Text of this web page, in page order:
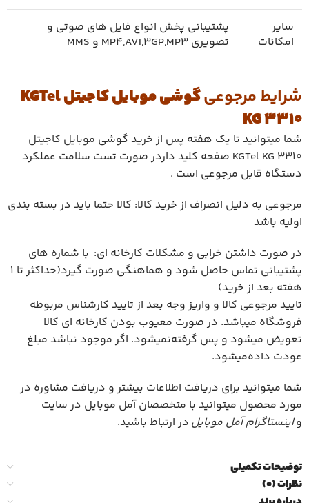
سایر
امکانات
پشتیبانی پخش انواع فایل های صوتی و
تصویری MP4,AVI,3GP,MP3 و MMS
شرایط مرجوعی
گوشی موبایل کاجیتل KGTel
KG 3310
شما میتوانید تا یک هفته پس از خرید گوشی موبایل کاجیتل
KGTel KG 3310 صفحه کلید داردر صورت تست سلامت عملکرد
دستگاه قابل مرجوعی است .
مرجوعی به دلیل انصراف از خرید کالا: کالا حتما باید در بسته بندی
اولیه باشد
در صورت داشتن خرابی و مشکلات کارخانه ای: با شماره های
پشتیبانی تماس حاصل شود و هماهنگی صورت گیرد(حداکثر تا 1
هفته بعد از خرید)
تایید مرجوعی کالا و واریز وجه بعد از تایید کارشناس مربوطه
فروشگاه میباشد. در صورت معیوب بودن کارخانه ای کالا
تعویض میشود و پس گرفته‌نمیشود. اگر موجود نباشد مبلغ
عودت داده‌میشود.
شما میتوانید برای دریافت اطلاعات بیشتر و دریافت مشاوره در
مورد محصول میتوانید با متخصصان آمل موبایل در سایت
واینستاگرام آمل موبایل در ارتباط باشید.
توضیحات تکمیلی
نظرات (0)